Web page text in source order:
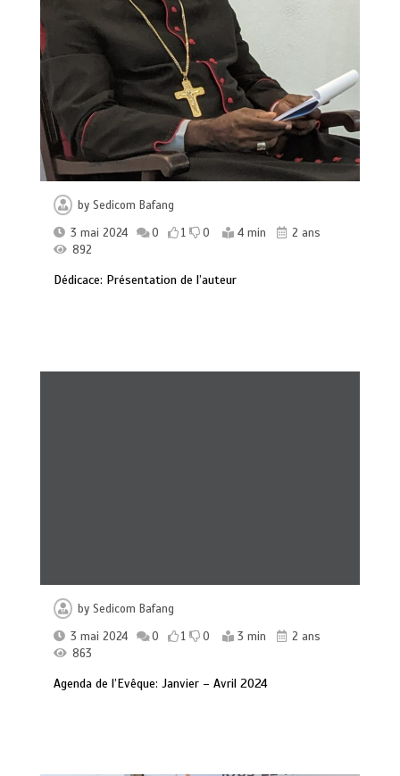
bySedicom Bafang
3 mai 2024
0 1 0 4 min
2 ans
892
Dédicace: Présentation de l’auteur
bySedicom Bafang
3 mai 2024
0 1 0 3 min
2 ans
863
Agenda de l’Evêque: Janvier – Avril 2024